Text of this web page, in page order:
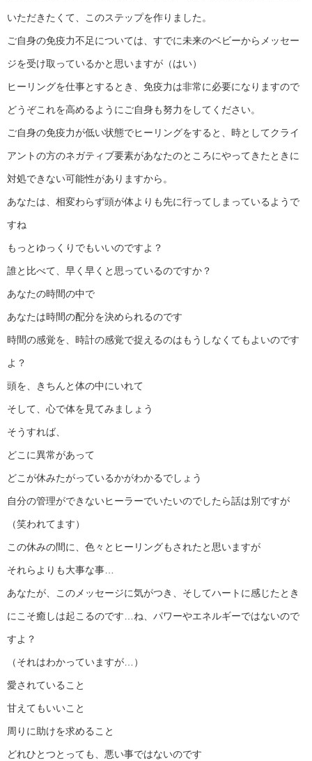
いただきたくて、このステップを作りました。
ご自身の免疫力不足については、すでに未来のベビーからメッセー
ジを受け取っているかと思いますが（はい）
ヒーリングを仕事とするとき、免疫力は非常に必要になりますので
どうぞこれを高めるようにご自身も努力をしてください。
ご自身の免疫力が低い状態でヒーリングをすると、時としてクライ
アントの方のネガティブ要素があなたのところにやってきたときに
対処できない可能性がありますから。
あなたは、相変わらず頭が体よりも先に行ってしまっているようで
すね
もっとゆっくりでもいいのですよ？
誰と比べて、早く早くと思っているのですか？
あなたの時間の中で
あなたは時間の配分を決められるのです
時間の感覚を、時計の感覚で捉えるのはもうしなくてもよいのです
よ？
頭を、きちんと体の中にいれて
そして、心で体を見てみましょう
そうすれば、
どこに異常があって
どこが休みたがっているかがわかるでしょう
自分の管理ができないヒーラーでいたいのでしたら話は別ですが
（笑われてます）
この休みの間に、色々とヒーリングもされたと思いますが
それらよりも大事な事…
あなたが、このメッセージに気がつき、そしてハートに感じたとき
にこそ癒しは起こるのです…ね、パワーやエネルギーではないので
すよ？
（それはわかっていますが…）
愛されていること
甘えてもいいこと
周りに助けを求めること
どれひとつとっても、悪い事ではないのです